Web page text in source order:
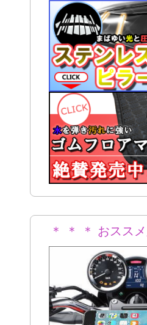
＊ ＊ ＊ おスス
＊